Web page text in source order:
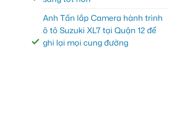
Anh Tấn lắp Camera hành trình
ô tô Suzuki XL7 tại Quận 12 để
ghi lại mọi cung đường